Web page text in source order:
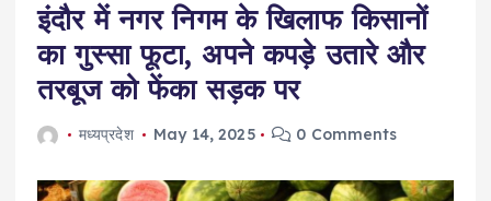
इंदौर में नगर निगम के खिलाफ किसानों
का गुस्सा फूटा, अपने कपड़े उतारे और
तरबूज को फेंका सड़क पर
मध्यप्रदेश May 14, 2025 0 Comments